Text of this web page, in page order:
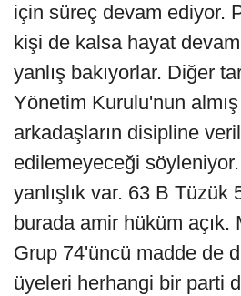
için süreç devam ediyor.
kişi de kalsa hayat
yanlış bakıyorlar. Diğer
Yönetim Kurulu'nun
arkadaşların disipline
edilemeyeceği
yanlışlık var. 63 B Tüzük
burada amir hüküm açık.
Grup 74'üncü madde de
üyeleri herhangi bir parti